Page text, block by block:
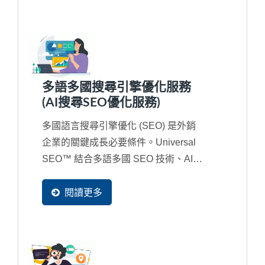
多語多國搜尋引擎優化服務
(AI搜尋SEO優化服務)
多國語言搜尋引擎優化 (SEO) 是外銷
企業的關鍵成長必要條件。Universal
SEO™ 結合多語多國 SEO 技術、AI
閱讀更多